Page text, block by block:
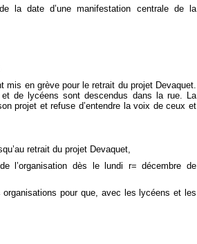
la date d’une manifestation centrale de la
mis en grève pour le retrait du projet Devaquet.
de lycéens sont descendus dans la rue. La
projet et refuse d’entendre la voix de ceux et
retrait du projet Devaquet,
l’organisation dès le lundi r= décembre de
pour que, avec les lycéens et les